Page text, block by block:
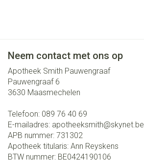
Neem contact met ons op
Apotheek Smith Pauwengraaf
Pauwengraaf 6
3630 Maasmechelen
Telefoon: 089 76 40 69
E-mailadres: apotheeksmith@skynet.be
APB nummer: 731302
Apotheek titularis: Ann Reyskens
BTW nummer: BE0424190106